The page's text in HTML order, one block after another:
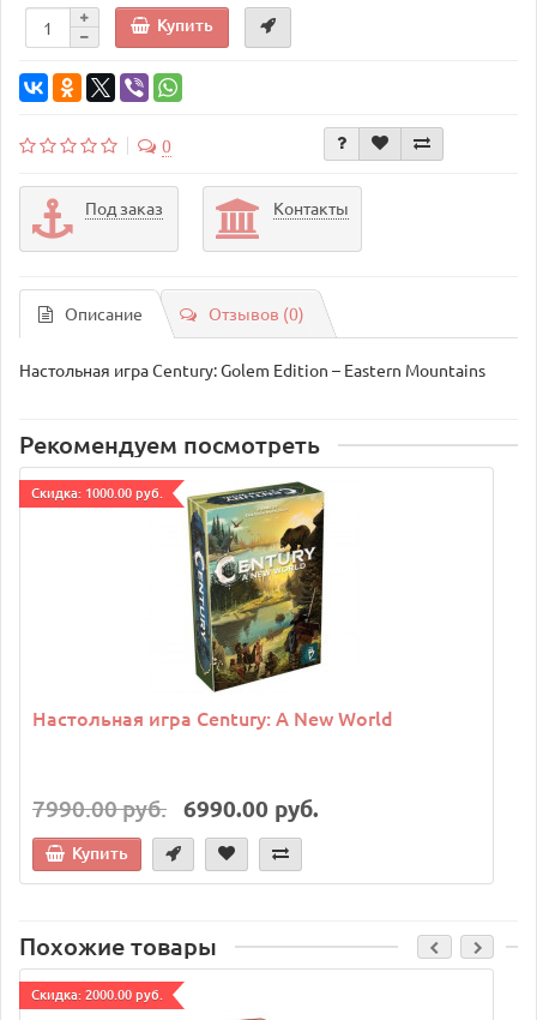
Купить
0
Под заказ Контакты
Описание Отзывов (0)
Настольная игра Century: Golem Edition – Eastern Mountains
Рекомендуем посмотреть
Cкидка: 1000.00 руб.
Настольная игра Century: A New World
7990.00 руб. 6990.00 руб.
Купить
Похожие товары
Cкидка: 2000.00 руб.